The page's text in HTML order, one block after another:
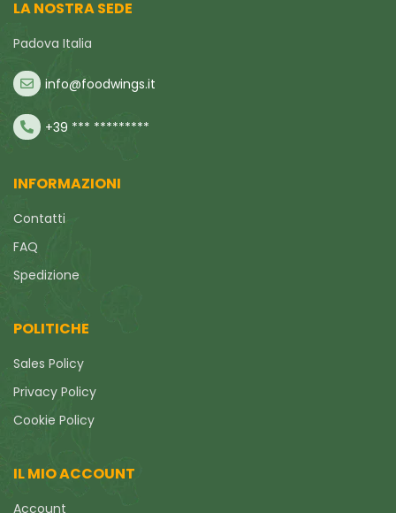
LA NOSTRA SEDE
Padova Italia
info@foodwings.it
+39 *** *********
INFORMAZIONI
Contatti
FAQ
Spedizione
POLITICHE
Sales Policy
Privacy Policy
Cookie Policy
IL MIO ACCOUNT
Account